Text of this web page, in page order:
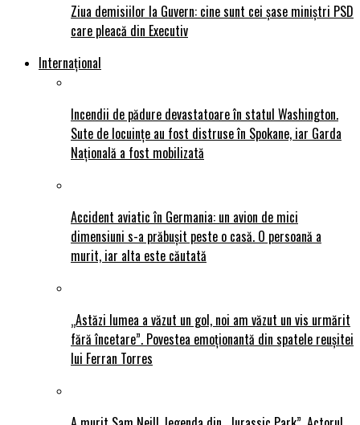
Ziua demisiilor la Guvern: cine sunt cei șase miniștri PSD
care pleacă din Executiv
Internațional
Incendii de pădure devastatoare în statul Washington.
Sute de locuințe au fost distruse în Spokane, iar Garda
Națională a fost mobilizată
Accident aviatic în Germania: un avion de mici
dimensiuni s-a prăbușit peste o casă. O persoană a
murit, iar alta este căutată
„Astăzi lumea a văzut un gol, noi am văzut un vis urmărit
fără încetare”. Povestea emoționantă din spatele reușitei
lui Ferran Torres